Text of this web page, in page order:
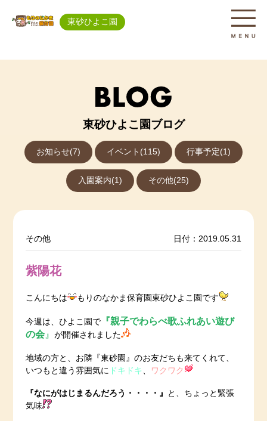
東砂ひよこ園
東砂ひよこ園ブログ
お知らせ(7) イベント(115) 行事予定(1)
入園案内(1) その他(25)
その他 日付：2019.05.31
紫陽花
こんにちは もりのなかま保育園東砂ひよこ園です
今週は、ひよこ園で『親子でわらべ歌ふれあい遊び
の会』 が開催されました
地域の方と、お隣『東砂園』のお友だちも来てくれて、
いつもと違う雰囲気に ドキドキ 、 ワクワク
『なにがはじまるんだろう・・・・』
と、ちょっと緊張
気味